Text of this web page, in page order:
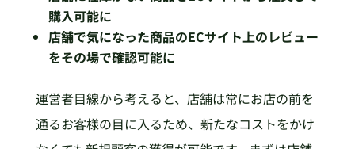
購入可能に
店舗で気になった商品のECサイト上のレビュー
をその場で確認可能に
運営者目線から考えると、店舗は常にお店の前を
通るお客様の目に入るため、新たなコストをかけ